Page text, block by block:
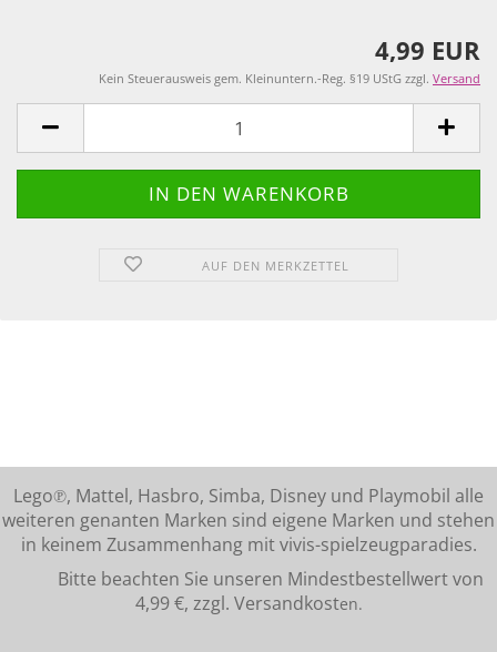
4,99 EUR
Kein Steuerausweis gem. Kleinuntern.-Reg. §19 UStG zzgl. Versand
AUF DEN MERKZETTEL
Lego℗, Mattel, Hasbro, Simba, Disney und Playmobil alle
weiteren genanten Marken sind eigene Marken und stehen
in keinem Zusammenhang mit vivis-spielzeugparadies.
Bitte beachten Sie unseren Mindestbestellwert von
4,99 €, zzgl. Versandkosten.